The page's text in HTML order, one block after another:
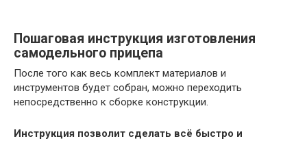
Пошаговая инструкция изготовления
самодельного прицепа
После того как весь комплект материалов и
инструментов будет собран, можно переходить
непосредственно к сборке конструкции.
Инструкция позволит сделать всё быстро и